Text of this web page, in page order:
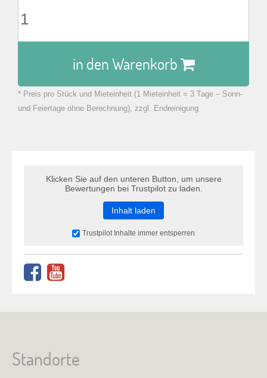
in den Warenkorb
zu Warenkorb hinzugefügt.
* Preis pro Stück und Mieteinheit (1 Mieteinheit = 3 Tage – Sonn-
und Feiertage ohne Berechnung), zzgl. Endreinigung
Klicken Sie auf den unteren Button, um unsere
Bewertungen bei Trustpilot zu laden.
Inhalt laden
Trustpilot Inhalte immer entsperren
Standorte